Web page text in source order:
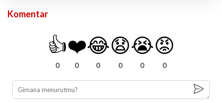
Komentar
👍
0
❤️
0
😂
0
😧
0
😭
0
😡
0